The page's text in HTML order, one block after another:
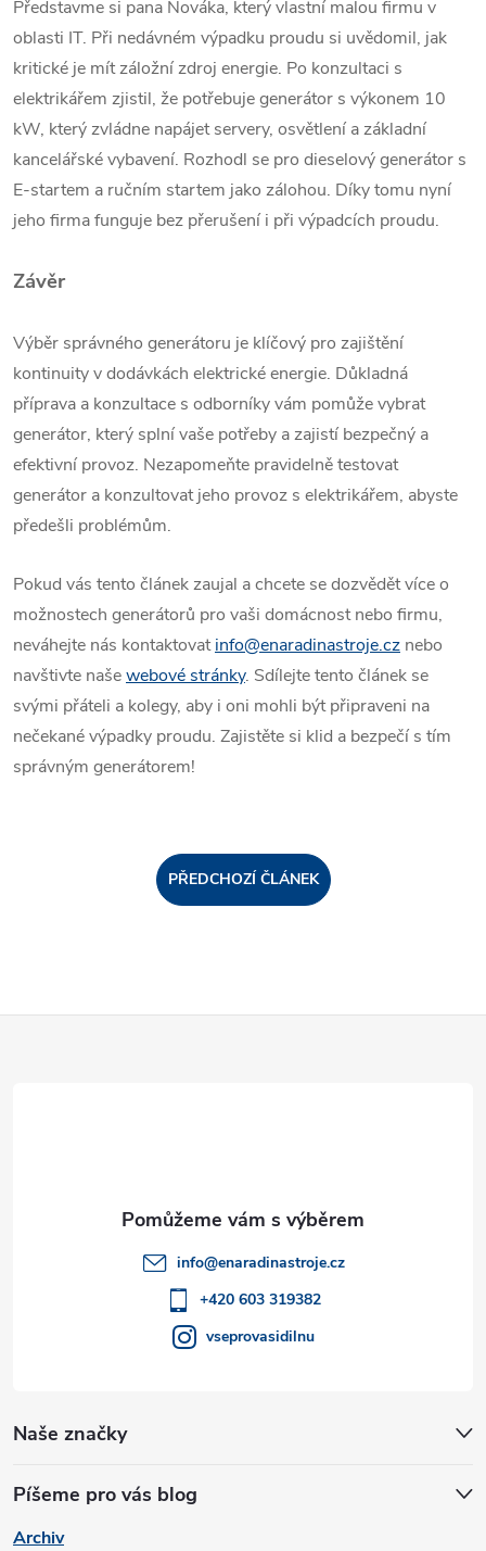
Představme si pana Nováka, který vlastní malou firmu v
oblasti IT. Při nedávném výpadku proudu si uvědomil, jak
kritické je mít záložní zdroj energie. Po konzultaci s
elektrikářem zjistil, že potřebuje generátor s výkonem 10
kW, který zvládne napájet servery, osvětlení a základní
kancelářské vybavení. Rozhodl se pro dieselový generátor s
E-startem a ručním startem jako zálohou. Díky tomu nyní
jeho firma funguje bez přerušení i při výpadcích proudu.
Závěr
Výběr správného generátoru je klíčový pro zajištění
kontinuity v dodávkách elektrické energie. Důkladná
příprava a konzultace s odborníky vám pomůže vybrat
generátor, který splní vaše potřeby a zajistí bezpečný a
efektivní provoz. Nezapomeňte pravidelně testovat
generátor a konzultovat jeho provoz s elektrikářem, abyste
předešli problémům.
Pokud vás tento článek zaujal a chcete se dozvědět více o
možnostech generátorů pro vaši domácnost nebo firmu,
neváhejte nás kontaktovatinfo@enaradinastroje.cz nebo
navštivte našewebové stránky. Sdílejte tento článek se
svými přáteli a kolegy, aby i oni mohli být připraveni na
nečekané výpadky proudu. Zajistěte si klid a bezpečí s tím
správným generátorem!
PŘEDCHOZÍ ČLÁNEK
Naše značky
Píšeme pro vás blog
Archiv
info@enaradinastroje.cz
+420 603 319382
vseprovasidilnu